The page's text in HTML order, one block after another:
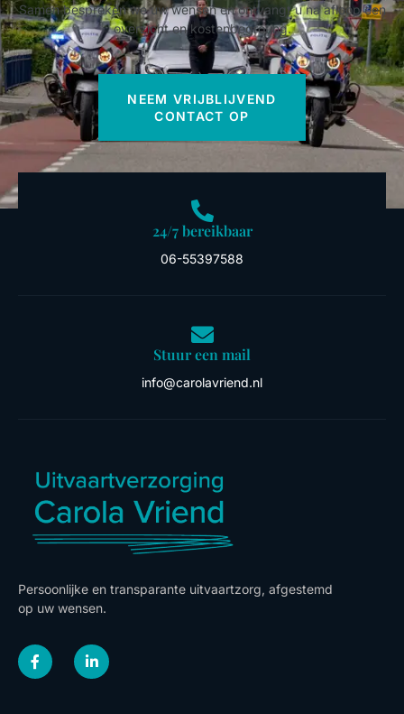
Samen bespreken we uw wensen en ontvangt u na afloop een
overzicht en kostenbegroting.
NEEM VRIJBLIJVEND
CONTACT OP
24/7 bereikbaar
06-55397588
Stuur een mail
info@carolavriend.nl
Persoonlijke en transparante uitvaartzorg, afgestemd
op uw wensen.
F
a
c
e
L
i
n
k